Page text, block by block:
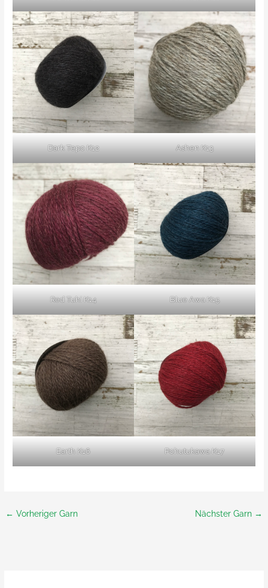
Dark Tepo K12 Ashen K13
Red Tuhi K14 Blue Awa K15
Earth K16 Pohutukawa K17
← Vorheriger Garn Nächster Garn →